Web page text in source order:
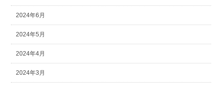
2024年6月
2024年5月
2024年4月
2024年3月